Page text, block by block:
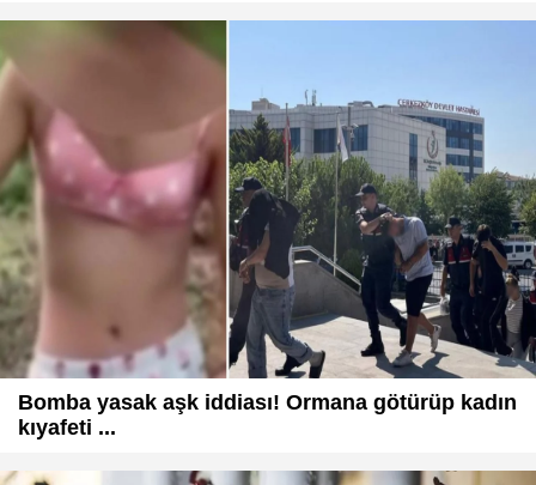
Bomba yasak aşk iddiası! Ormana götürüp kadın
kıyafeti ...